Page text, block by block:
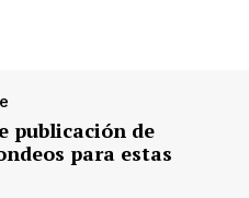
publicación de
para estas